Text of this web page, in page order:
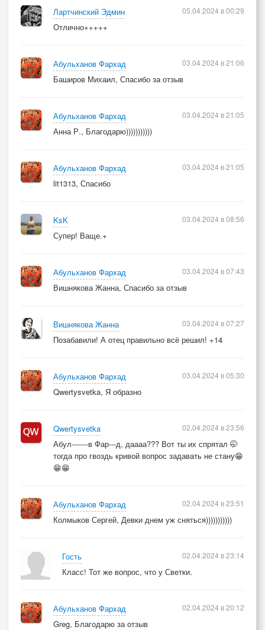
Тама вам не здеся
Вместо девок там ружье
Ох робяты расскажу
Ныне видел чуду
лезут отовсюду
Лартчинский Эдмин
Отлично+++++
05.04.2024 в 00:29
Абульханов Фархад
Баширов Михаил, Спасибо за отзыв
03.04.2024 в 21:06
Абульханов Фархад
Анна Р., Благодарю)))))))))))
03.04.2024 в 21:05
Абульханов Фархад
lit1313, Спасибо
03.04.2024 в 21:05
KsK
Супер! Ваще.+
03.04.2024 в 08:56
Абульханов Фархад
Вишнякова Жанна, Спасибо за отзыв
03.04.2024 в 07:43
Вишнякова Жанна
Позабавили! А отец правильно всё решил! +14
03.04.2024 в 07:27
Абульханов Фархад
Qwertysvetka, Я образно
03.04.2024 в 05:30
Qwertysvetka
Абул-------в Фар---д, даааа??? Вот ты их спрятал 🤭
тогда про гвоздь кривой вопрос задавать не стану😁
😁😁
02.04.2024 в 23:56
Абульханов Фархад
Колмыков Сергей, Девки днем уж сняться)))))))))))
02.04.2024 в 23:51
Гость
Класс! Тот же вопрос, что у Светки.
02.04.2024 в 23:14
Абульханов Фархад
Greg, Благодарю за отзыв
02.04.2024 в 20:12